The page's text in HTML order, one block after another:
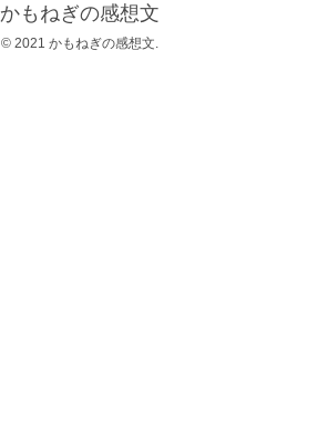
かもねぎの感想文
© 2021 かもねぎの感想文.